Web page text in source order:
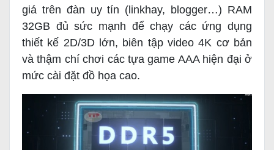
giá trên đàn uy tín (linkhay, blogger…) RAM
32GB đủ sức mạnh để chạy các ứng dụng
thiết kế 2D/3D lớn, biên tập video 4K cơ bản
và thậm chí chơi các tựa game AAA hiện đại ở
mức cài đặt đồ họa cao.